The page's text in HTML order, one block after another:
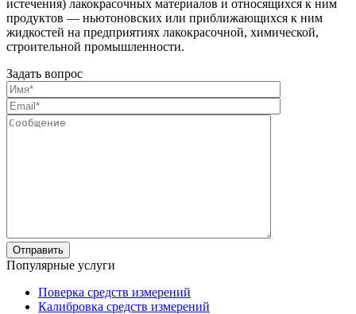
истечения) лакокрасочных материалов и относящихся к ним
продуктов — ньютоновских или приближающихся к ним
жидкостей на предприятиях лакокрасочной, химической,
строительной промышленности.
Задать вопрос
Популярные услуги
Поверка средств измерений
Калибровка средств измерений